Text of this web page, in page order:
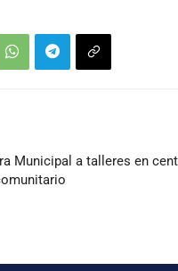
Municipal a talleres en